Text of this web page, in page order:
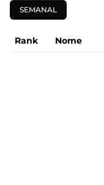
SEMANAL
Rank Nome